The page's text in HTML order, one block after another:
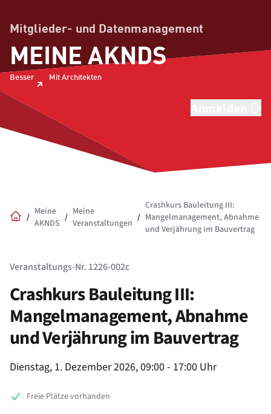
Mitglieder- und Datenmanagement
MEINE AKNDS
Besser Mit Architekten
/ Meine
AKNDS / Meine
Veranstaltungen /
Crashkurs Bauleitung III:
Mangelmanagement, Abnahme
und Verjährung im Bauvertrag
Veranstaltungs-Nr. 1226-002c
Crashkurs Bauleitung III:
Mangelmanagement, Abnahme
und Verjährung im Bauvertrag
Product information
Dienstag, 1. Dezember 2026, 09:00 - 17:00 Uhr
Freie Plätze vorhanden